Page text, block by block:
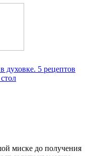
духовке. 5 рецептов
миске до получения